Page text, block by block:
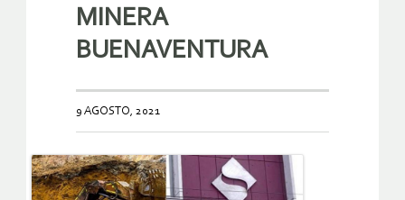
MINERA
BUENAVENTURA
9 AGOSTO, 2021